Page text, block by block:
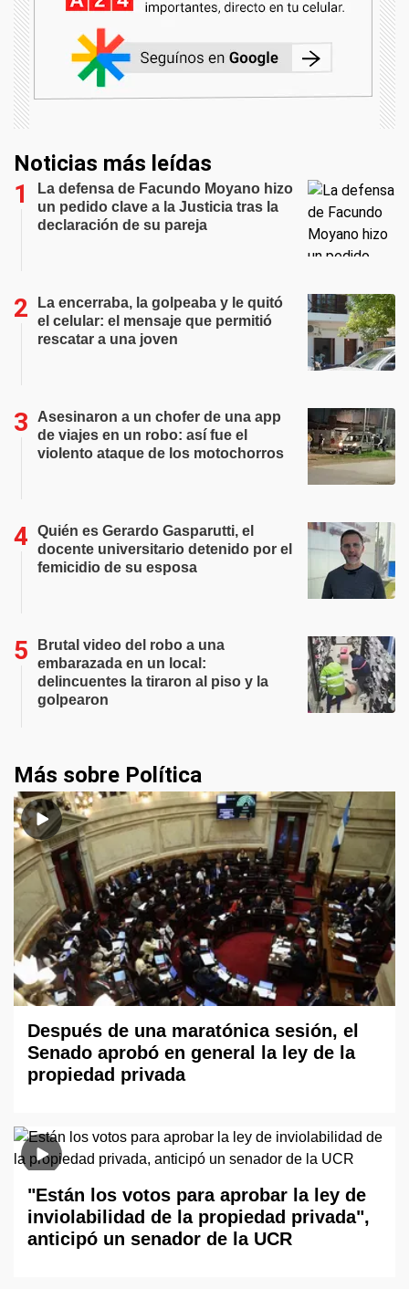
Noticias más leídas
La defensa de Facundo Moyano hizo
un pedido clave a la Justicia tras la
declaración de su pareja
La encerraba, la golpeaba y le quitó
el celular: el mensaje que permitió
rescatar a una joven
Asesinaron a un chofer de una app
de viajes en un robo: así fue el
violento ataque de los motochorros
Quién es Gerardo Gasparutti, el
docente universitario detenido por el
femicidio de su esposa
Brutal video del robo a una
embarazada en un local:
delincuentes la tiraron al piso y la
golpearon
Más sobre Política
Después de una maratónica sesión, el
Senado aprobó en general la ley de la
propiedad privada
"Están los votos para aprobar la ley de
inviolabilidad de la propiedad privada",
anticipó un senador de la UCR